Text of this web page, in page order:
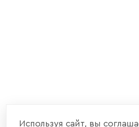
Используя сайт, вы